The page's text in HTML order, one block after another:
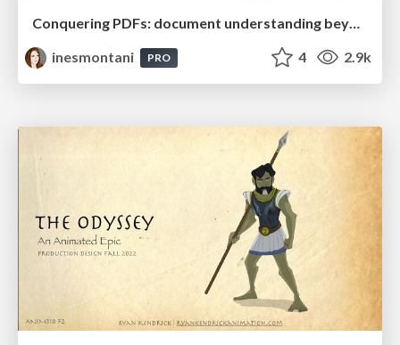
Conquering PDFs: document understanding beyond plain text
inesmontani
PRO 4 2.9k